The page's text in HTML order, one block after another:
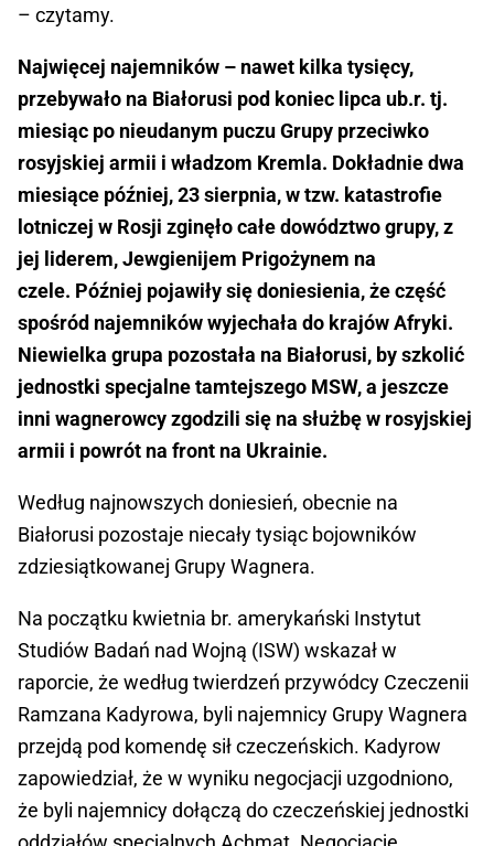
– czytamy.
Najwięcej najemników – nawet kilka tysięcy,
przebywało na Białorusi pod koniec lipca ub.r. tj.
miesiąc po nieudanym puczu Grupy przeciwko
rosyjskiej armii i władzom Kremla. Dokładnie dwa
miesiące później, 23 sierpnia, w tzw. katastrofie
lotniczej w Rosji zginęło całe dowództwo grupy, z
jej liderem, Jewgienijem Prigożynem na
czele. Później pojawiły się doniesienia, że część
spośród najemników wyjechała do krajów Afryki.
Niewielka grupa pozostała na Białorusi, by szkolić
jednostki specjalne tamtejszego MSW, a jeszcze
inni wagnerowcy zgodzili się na służbę w rosyjskiej
armii i powrót na front na Ukrainie.
Według najnowszych doniesień, obecnie na
Białorusi pozostaje niecały tysiąc bojowników
zdziesiątkowanej Grupy Wagnera.
Na początku kwietnia br. amerykański Instytut
Studiów Badań nad Wojną (ISW) wskazał w
raporcie, że według twierdzeń przywódcy Czeczenii
Ramzana Kadyrowa, byli najemnicy Grupy Wagnera
przejdą pod komendę sił czeczeńskich. Kadyrow
zapowiedział, że w wyniku negocjacji uzgodniono,
że byli najemnicy dołączą do czeczeńskiej jednostki